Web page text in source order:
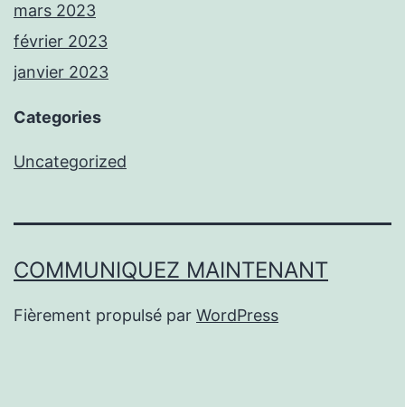
mars 2023
février 2023
janvier 2023
Categories
Uncategorized
COMMUNIQUEZ MAINTENANT
Fièrement propulsé par WordPress